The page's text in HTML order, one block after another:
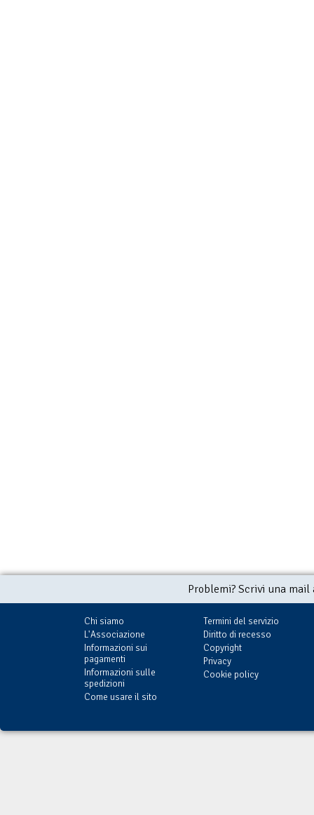
Problemi? Scrivi una
Chi siamo
L'Associazione
Informazioni sui
pagamenti
Informazioni sulle
spedizioni
Come usare il sito
Termini del servizio
Diritto di recesso
Copyright
Privacy
Cookie policy